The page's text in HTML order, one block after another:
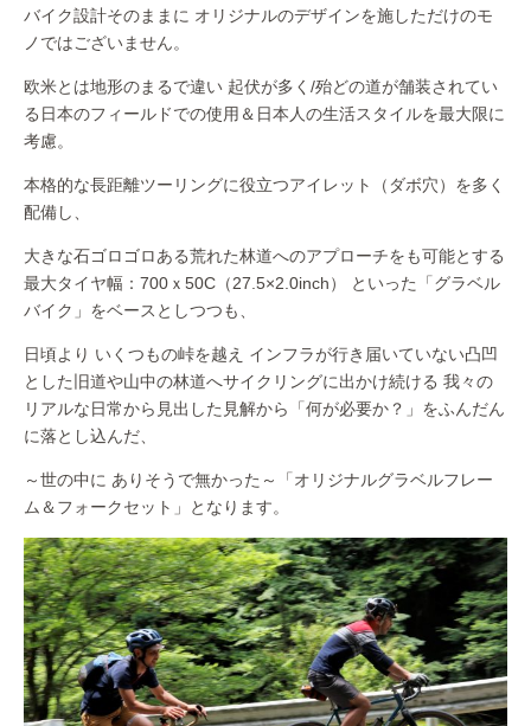
バイク設計そのままに オリジナルのデザインを施しただけのモ
ノではございません。
欧米とは地形のまるで違い 起伏が多く/殆どの道が舗装されてい
る日本のフィールドでの使用＆日本人の生活スタイルを最大限に
考慮。
本格的な長距離ツーリングに役立つアイレット（ダボ穴）を多く
配備し、
大きな石ゴロゴロある荒れた林道へのアプローチをも可能とする
最大タイヤ幅：700ｘ50C（27.5×2.0inch） といった「グラベル
バイク」をベースとしつつも、
日頃より いくつもの峠を越え インフラが行き届いていない凸凹
とした旧道や山中の林道へサイクリングに出かけ続ける 我々の
リアルな日常から見出した見解から「何が必要か？」をふんだん
に落とし込んだ、
～世の中に ありそうで無かった～「オリジナルグラベルフレー
ム＆フォークセット」となります。